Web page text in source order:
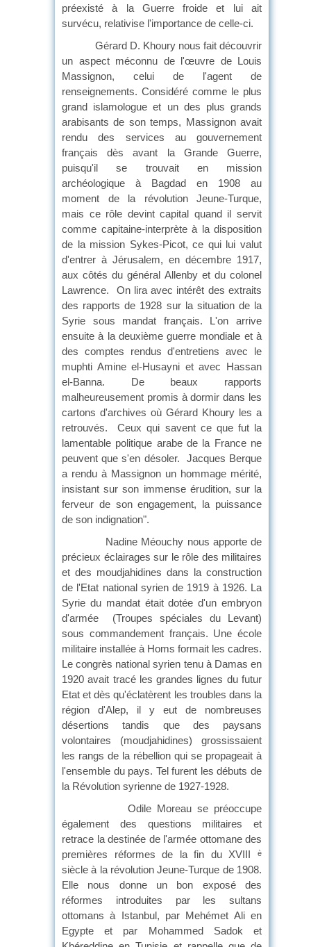
préexisté à la Guerre froide et lui ait
survécu, relativise l'importance de celle-ci.
Gérard D. Khoury nous fait découvrir
un aspect méconnu de l'œuvre de Louis
Massignon, celui de l'agent de
renseignements. Considéré comme le plus
grand islamologue et un des plus grands
arabisants de son temps, Massignon avait
rendu des services au gouvernement
français dès avant la Grande Guerre,
puisqu'il se trouvait en mission
archéologique à Bagdad en 1908 au
moment de la révolution Jeune-Turque,
mais ce rôle devint capital quand il servit
comme capitaine-interprète à la disposition
de la mission Sykes-Picot, ce qui lui valut
d'entrer à Jérusalem, en décembre 1917,
aux côtés du général Allenby et du colonel
Lawrence.
On lira avec intérêt des extraits
des rapports de 1928 sur la situation de la
Syrie sous mandat français. L'on arrive
ensuite à la deuxième guerre mondiale et à
des comptes rendus d'entretiens avec le
muphti Amine el-Husayni et avec Hassan
el-Banna. De beaux rapports
malheureusement promis à dormir dans les
cartons d'archives où Gérard Khoury les a
retrouvés.
Ceux qui savent ce que fut la
lamentable politique arabe de la France ne
peuvent que s'en désoler.
Jacques Berque
a rendu à Massignon un hommage mérité,
insistant sur son immense érudition, sur la
ferveur de son engagement, la puissance
de son indignation".
Nadine Méouchy nous apporte de
précieux éclairages sur le rôle des militaires
et des moudjahidines dans la construction
de l'Etat national syrien de 1919 à 1926. La
Syrie du mandat était dotée d'un embryon
d'armée
(Troupes spéciales du Levant)
sous commandement français. Une école
militaire installée à Homs formait les cadres.
Le congrès national syrien tenu à Damas en
1920 avait tracé les grandes lignes du futur
Etat et dès qu'éclatèrent les troubles dans la
région d'Alep, il y eut de nombreuses
désertions tandis que des paysans
volontaires (moudjahidines) grossissaient
les rangs de la rébellion qui se propageait à
l'ensemble du pays. Tel furent les débuts de
la Révolution syrienne de 1927-1928.
Odile Moreau se préoccupe
également des questions militaires et
retrace la destinée de l'armée ottomane des
premières réformes de la fin du XVIII
è
siècle à la révolution Jeune-Turque de 1908.
Elle nous donne un bon exposé des
réformes introduites par les sultans
ottomans à Istanbul, par Mehémet Ali en
Egypte et par Mohammed Sadok et